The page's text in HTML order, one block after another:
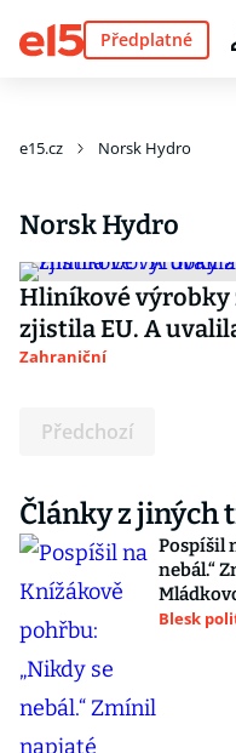
Předplatné
e15.cz Norsk Hydro
Norsk Hydro
Hliníkové výrobky
zjistila EU. A
Zahraniční
Předchozí
Články z jiných
Pospíšil
nebál.“
Blesk